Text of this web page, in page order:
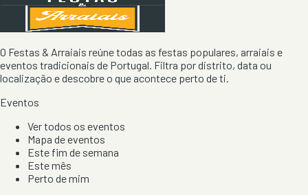
O Festas & Arraiais reúne todas as festas populares, arraiais e
eventos tradicionais de Portugal. Filtra por distrito, data ou
localização e descobre o que acontece perto de ti.
Eventos
Ver todos os eventos
Mapa de eventos
Este fim de semana
Este mês
Perto de mim